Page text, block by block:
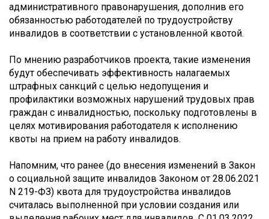
административного правонарушения, дополнив его
обязанностью работодателей по трудоустройству
инвалидов в соответствии с установленной квотой.
По мнению разработчиков проекта, такие изменения
будут обеспечивать эффективность налагаемых
штрафных санкций с целью недопущения и
профилактики возможных нарушений трудовых прав
граждан с инвалидностью, поскольку подготовлены в
целях мотивирования работодателя к исполнению
квоты на прием на работу инвалидов.
Напомним, что ранее (до внесения изменений в Закон
о социальной защите инвалидов Законом от 28.06.2021
N 219-ФЗ) квота для трудоустройства инвалидов
считалась выполненной при условии создания или